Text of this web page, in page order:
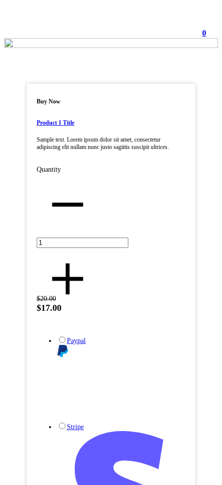
0
Buy Now
Product 1 Title
Sample text. Lorem ipsum dolor sit amet, consectetur
adipiscing elit nullam nunc justo sagittis suscipit ultrices.
Quantity
$20.00
$17.00
Paypal
Stripe